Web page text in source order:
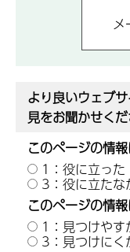
より良いウェブ
見をお聞かせく
このページの情
1：役に立った
3：役に立たな
このページの情
1：見つけやす
3：見つけにく